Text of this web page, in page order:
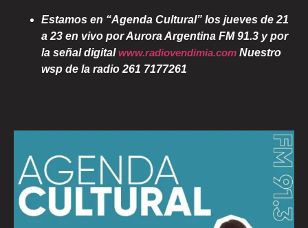
Estamos en “Agenda Cultural” los jueves de 21
a 23 en vivo por Aurora Argentina FM 91.3 y por
la señal digitalwww.radiovendimia.com Nuestro
wsp de la radio 261 7177261